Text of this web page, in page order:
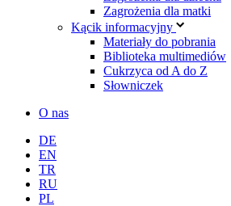
Zagrożenia dla matki
Kącik informacyjny
Materiały do pobrania
Biblioteka multimediów
Cukrzyca od A do Z
Słowniczek
O nas
DE
EN
TR
RU
PL